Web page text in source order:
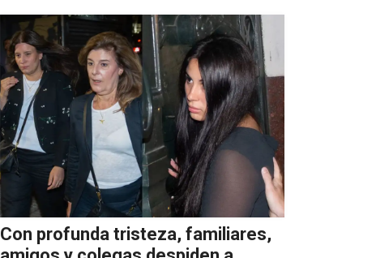
Con profunda tristeza, familiares,